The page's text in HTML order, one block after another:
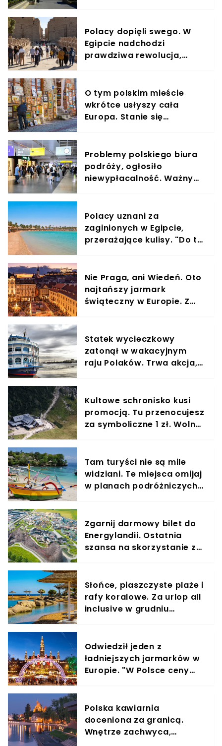
Polacy dopięli swego. W
Egipcie nadchodzi
prawdziwa rewolucja,
O tym polskim mieście
wkrótce usłyszy cała
Europa. Stanie się
Problemy polskiego biura
podróży, ogłosiło
niewypłacalność. Ważny
Polacy uznani za
zaginionych w Egipcie,
przerażające kulisy. "Do tej
Nie Praga, ani Wiedeń. Oto
najtańszy jarmark
świąteczny w Europie. Z
Statek wycieczkowy
zatonął w wakacyjnym
raju Polaków. Trwa akcja,
Kultowe schronisko kusi
promocją. Tu przenocujesz
za symboliczne 1 zł. Wolne
Tam turyści nie są mile
widziani. Te miejsca omijaj
w planach podróżniczych
Zgarnij darmowy bilet do
Energylandii. Ostatnia
szansa na skorzystanie z
Słońce, piaszczyste plaże i
rafy koralowe. Za urlop all
inclusive w grudniu
Odwiedził jeden z
ładniejszych jarmarków w
Europie. "W Polsce ceny
Polska kawiarnia
doceniona za granicą.
Wnętrze zachwyca,